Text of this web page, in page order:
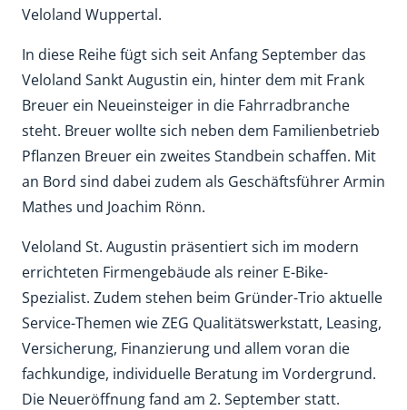
Veloland Wuppertal.
In diese Reihe fügt sich seit Anfang September das
Veloland Sankt Augustin ein, hinter dem mit Frank
Breuer ein Neueinsteiger in die Fahrradbranche
steht. Breuer wollte sich neben dem Familienbetrieb
Pflanzen Breuer ein zweites Standbein schaffen. Mit
an Bord sind dabei zudem als Geschäftsführer Armin
Mathes und Joachim Rönn.
Veloland St. Augustin präsentiert sich im modern
errichteten Firmengebäude als reiner E-Bike-
Spezialist. Zudem stehen beim Gründer-Trio aktuelle
Service-Themen wie ZEG Qualitätswerkstatt, Leasing,
Versicherung, Finanzierung und allem voran die
fachkundige, individuelle Beratung im Vordergrund.
Die Neueröffnung fand am 2. September statt.